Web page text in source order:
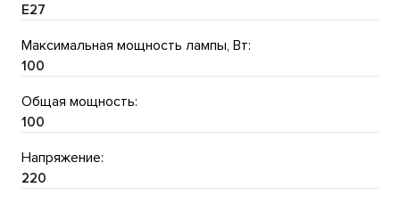
E27
Максимальная мощность лампы, Вт:
100
Общая мощность:
100
Напряжение:
220